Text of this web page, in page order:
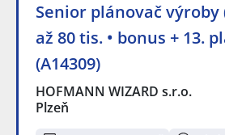
Senior plánovač výroby
až 80 tis. • bonus + 13.
(A14309)
HOFMANN WIZARD s.r.o.
Plzeň